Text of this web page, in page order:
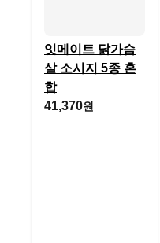
잇메이트 닭가슴
살 소시지 5종 혼
합
41,370원